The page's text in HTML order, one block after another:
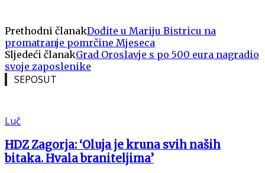
Prethodni članakDođite u Mariju Bistricu na
promatranje pomrčine Mjeseca
Sljedeći članakGrad Oroslavje s po 500 eura nagradio
svoje zaposlenike
SEPOSUT
Luč
HDZ Zagorja: ‘Oluja je kruna svih naših
bitaka. Hvala braniteljima’